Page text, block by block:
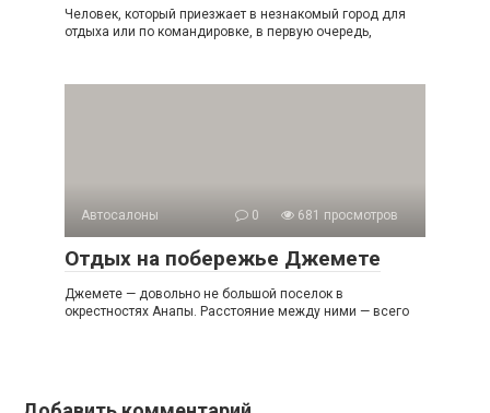
Человек, который приезжает в незнакомый город для
отдыха или по командировке, в первую очередь,
Автосалоны 0 681 просмотров
Отдых на побережье Джемете
Джемете — довольно не большой поселок в
окрестностях Анапы. Расстояние между ними — всего